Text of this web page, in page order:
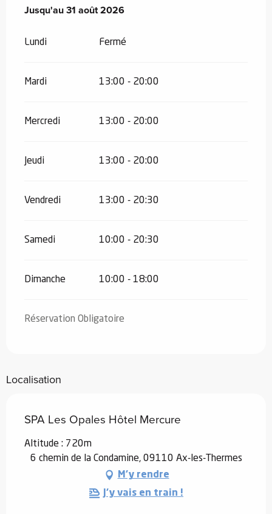
Du1 janvier 2026au31 août 2026
Jusqu'au31 août 2026
Lundi Fermé
Mardi 13:00 - 20:00
Mercredi 13:00 - 20:00
Jeudi 13:00 - 20:00
Vendredi 13:00 - 20:30
Samedi 10:00 - 20:30
Dimanche 10:00 - 18:00
Réservation Obligatoire
Localisation
SPA Les Opales Hôtel Mercure
Altitude : 720m
6 chemin de la Condamine, 09110 Ax-les-Thermes
M'y rendre
J'y vais en train !